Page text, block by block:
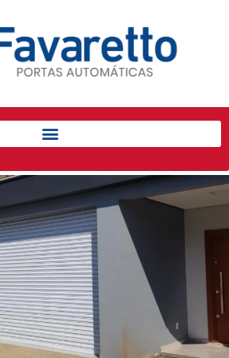
Início
Produtos
Porta de Enrolar Automática
Automatizadores
Acessórios Para Portas de
Enrolar
Pintura eletrostática
Portfólio
Contato